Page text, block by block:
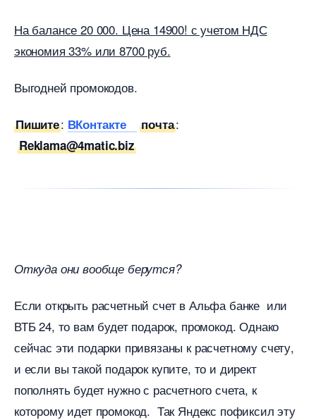
На балансе 20 000. Цена 14900! с учетом НДС
экономия 33% или 8700 руб.
ыгодней промокодов.
Пишите: Контакте почта:
Reklama@4matic.biz
Откуда они вообще берутся?
Если открыть расчетный счет в Альфа банке или
ТБ 24, то вам будет подарок, промокод. Однако
сейчас эти подарки привязаны к расчетному счету,
и если вы такой подарок купите, то и директ
пополнять будет нужно с расчетного счета, к
которому идет промокод. Так Яндекс пофиксил эту